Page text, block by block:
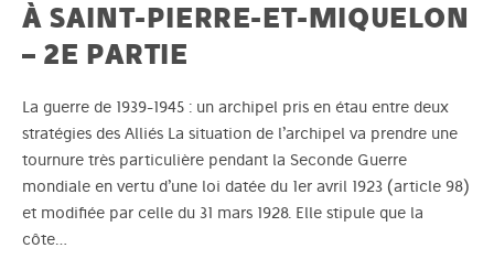
À SAINT-PIERRE-ET-MIQUELON
– 2E PARTIE
La guerre de 1939-1945 : un archipel pris en étau entre deux
stratégies des Alliés La situation de l’archipel va prendre une
tournure très particulière pendant la Seconde Guerre
mondiale en vertu d’une loi datée du 1er avril 1923 (article 98)
et modifiée par celle du 31 mars 1928. Elle stipule que la
côte…